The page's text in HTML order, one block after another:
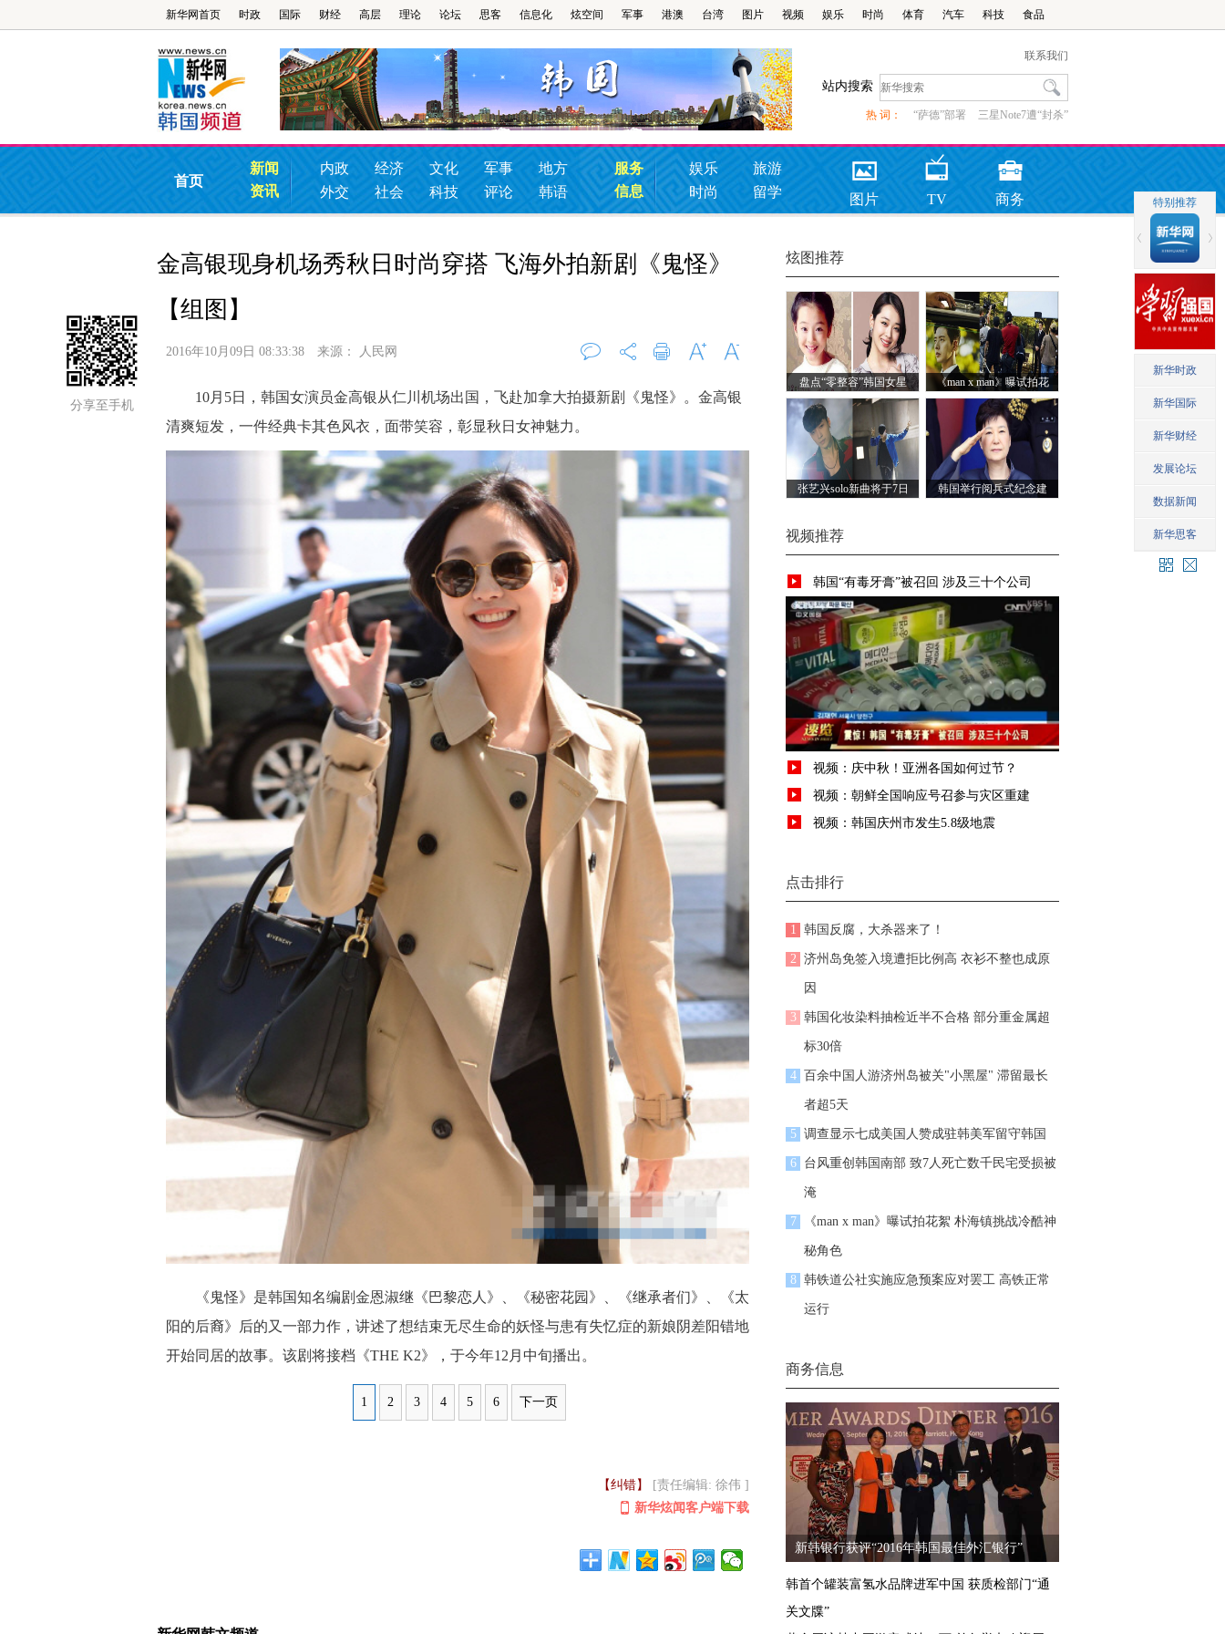
新华网首页 时政 国际 财经 高层 理论 论坛 思客 信息化 炫空间 军事 港澳 台湾 图片 视频 娱乐 时尚 体育 汽车 科技 食品
联系我们
站内搜索
热 词： “萨德”部署 三星Note7遭“封杀”
首页
新闻
资讯
内政 经济 文化 军事
地方
外交
社会 科技 评论 韩语
服务
信息
娱乐
旅游
时尚
留学 图片 TV 商务
分享至手机
炫图推荐
盘点“零整容”韩国女星
《man x man》曝试拍花
絮 朴海镇挑战冷酷神秘
角色
张艺兴solo新曲将于7日
韩国举行阅兵式纪念建
视频推荐
韩国“有毒牙膏”被召回 涉及三十个公司
视频：庆中秋！亚洲各国如何过节？
视频：朝鲜全国响应号召参与灾区重建
视频：韩国庆州市发生5.8级地震
点击排行
1 韩国反腐，大杀器来了！
2 济州岛免签入境遭拒比例高 衣衫不整也成原
因
3 韩国化妆染料抽检近半不合格 部分重金属超
标30倍
4 百余中国人游济州岛被关"小黑屋" 滞留最长
者超5天
5 调查显示七成美国人赞成驻韩美军留守韩国
6 台风重创韩国南部 致7人死亡数千民宅受损被
淹
7 《man x man》曝试拍花絮 朴海镇挑战冷酷神
秘角色
8 韩铁道公社实施应急预案应对罢工 高铁正常
运行
商务信息
新韩银行获评“2016年韩国最佳外汇银行”
韩首个罐装富氢水品牌进军中国 获质检部门“通
关文牒”
金高银现身机场秀秋日时尚穿搭 飞海外拍新剧《鬼怪》
【组图】
2016年10月09日 08:33:38 来源： 人民网
评论0 打印 字大 字小
10月5日，韩国女演员金高银从仁川机场出国，飞赴加拿大拍摄新剧《鬼怪》。金高银
清爽短发，一件经典卡其色风衣，面带笑容，彰显秋日女神魅力。
《鬼怪》是韩国知名编剧金恩淑继《巴黎恋人》、《秘密花园》、《继承者们》、《太
阳的后裔》后的又一部力作，讲述了想结束无尽生命的妖怪与患有失忆症的新娘阴差阳错地
开始同居的故事。该剧将接档《THE K2》，于今年12月中旬播出。
1 2 3 4 5 6 下一页
【纠错】
[责任编辑: 徐伟 ]
新华炫闻客户端下载